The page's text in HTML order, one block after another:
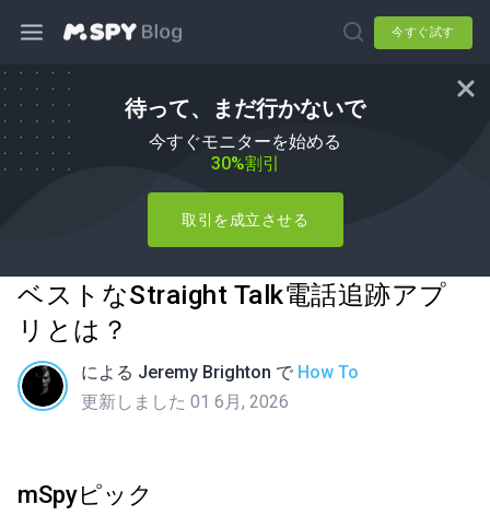
今すぐ試す
待って、まだ行かないで
今すぐモニターを始める
30%割引
取引を成立させる
ベストなStraight Talk電話追跡アプ
リとは？
による Jeremy Brighton で How To
更新しました 01 6月, 2026
mSpyピック